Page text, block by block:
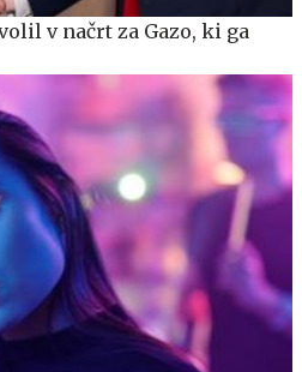
v načrt za Gazo, ki ga